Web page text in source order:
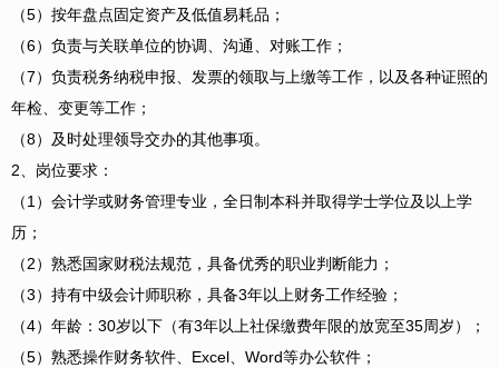
（5）按年盘点固定资产及低值易耗品；
（6）负责与关联单位的协调、沟通、对账工作；
（7）负责税务纳税申报、发票的领取与上缴等工作，以及各种证照的
年检、变更等工作；
（8）及时处理领导交办的其他事项。
2、岗位要求：
（1）会计学或财务管理专业，全日制本科并取得学士学位及以上学
历；
（2）熟悉国家财税法规范，具备优秀的职业判断能力；
（3）持有中级会计师职称，具备3年以上财务工作经验；
（4）年龄：30岁以下（有3年以上社保缴费年限的放宽至35周岁）；
（5）熟悉操作财务软件、Excel、Word等办公软件；